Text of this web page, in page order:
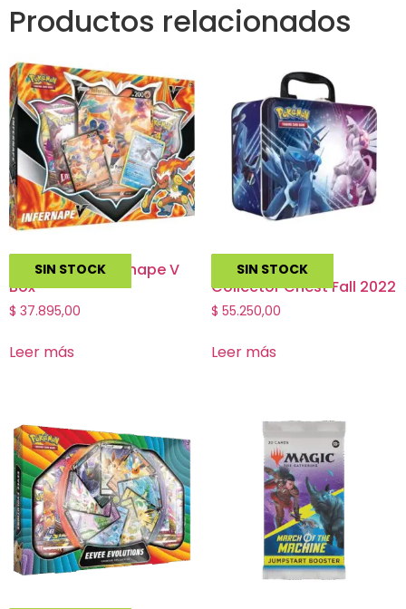
Productos relacionados
SIN STOCK
Pokemon – Infernape V
Box
$ 37.895,00
Leer más
SIN STOCK
Pokemon TCG –
Collector Chest Fall 2022
$ 55.250,00
Leer más